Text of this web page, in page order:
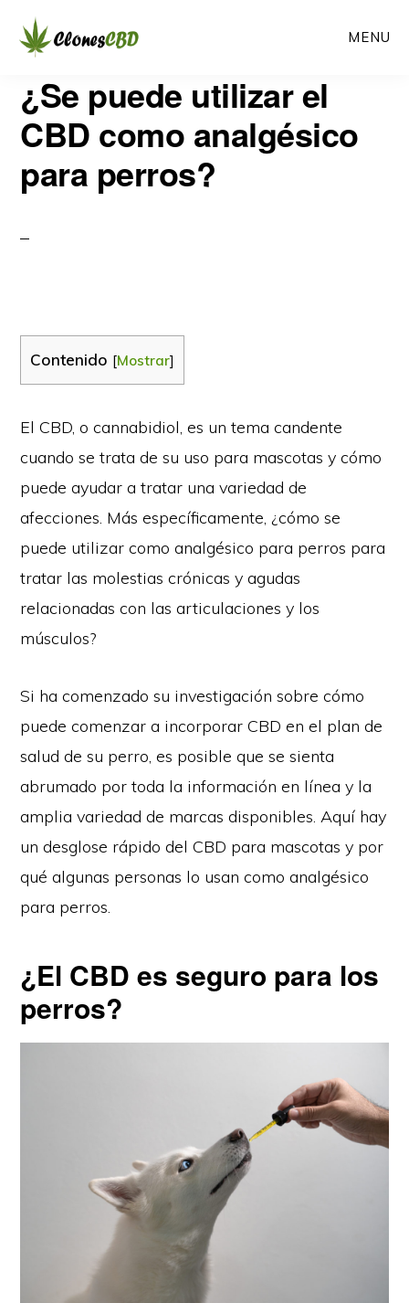
principal
barra
lateral
primaria
CBD
Clones
CBD
MENU
¿Se puede utilizar el
CBD como analgésico
para perros?
Contenido [Mostrar]
El CBD, o cannabidiol, es un tema candente
cuando se trata de su uso para mascotas y cómo
puede ayudar a tratar una variedad de
afecciones. Más específicamente, ¿cómo se
puede utilizar como analgésico para perros para
tratar las molestias crónicas y agudas
relacionadas con las articulaciones y los
músculos?
Si ha comenzado su investigación sobre cómo
puede comenzar a incorporar CBD en el plan de
salud de su perro, es posible que se sienta
abrumado por toda la información en línea y la
amplia variedad de marcas disponibles. Aquí hay
un desglose rápido del CBD para mascotas y por
qué algunas personas lo usan como analgésico
para perros.
¿El CBD es seguro para los
perros?